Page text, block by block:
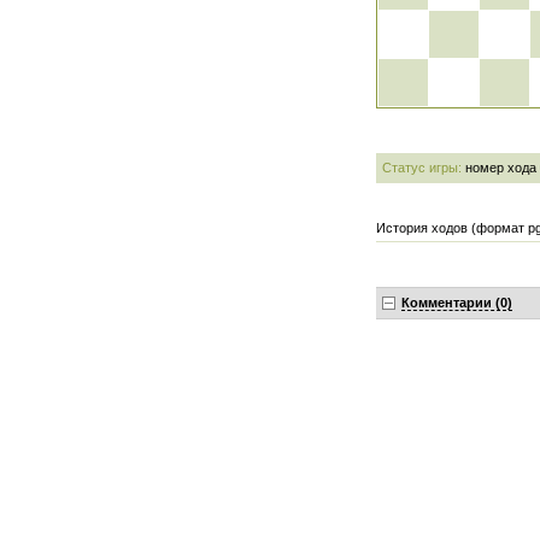
Статус игры: номер хода
История ходов (формат
Комментарии (0)